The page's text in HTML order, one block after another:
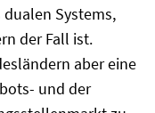
Systems,
der Fall ist.
aber eine
und der